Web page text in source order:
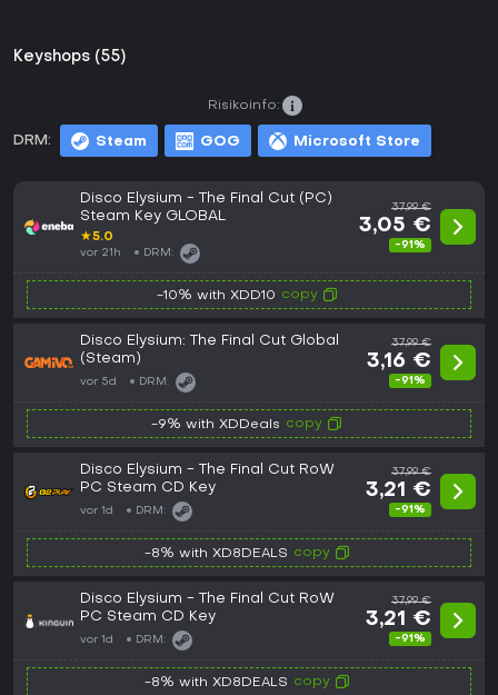
Keyshops (55)
DRM: Steam GOG Microsoft Store
Risikoinfo:
Disco Elysium - The Final Cut (PC)
Steam Key GLOBAL
★5.0
vor 21h DRM:
37,99 €
3,05 €
-91%
-10% with XDD10 copy
Disco Elysium: The Final Cut Global
(Steam)
vor 5d DRM:
37,99 €
3,16 €
-91%
-9% with XDDeals copy
Disco Elysium - The Final Cut RoW
PC Steam CD Key
vor 1d DRM:
37,99 €
3,21 €
-91%
-8% with XD8DEALS copy
Disco Elysium - The Final Cut RoW
PC Steam CD Key
vor 1d DRM:
37,99 €
3,21 €
-91%
-8% with XD8DEALS copy